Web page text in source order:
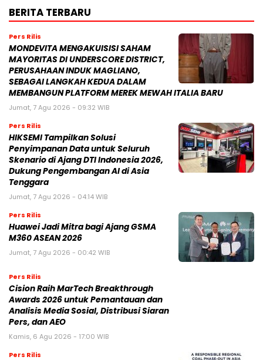
BERITA TERBARU
Pers Rilis
MONDEVITA MENGAKUISISI SAHAM
MAYORITAS DI UNDERSCORE DISTRICT,
PERUSAHAAN INDUK MAGLIANO,
SEBAGAI LANGKAH KEDUA DALAM
MEMBANGUN PLATFORM MEREK MEWAH ITALIA BARU
Jumat, 7 Agu 2026 - 09:32 WIB
Pers Rilis
HIKSEMI Tampilkan Solusi
Penyimpanan Data untuk Seluruh
Skenario di Ajang DTI Indonesia 2026,
Dukung Pengembangan AI di Asia
Tenggara
Jumat, 7 Agu 2026 - 04:14 WIB
Pers Rilis
Huawei Jadi Mitra bagi Ajang GSMA
M360 ASEAN 2026
Jumat, 7 Agu 2026 - 00:42 WIB
Pers Rilis
Cision Raih MarTech Breakthrough
Awards 2026 untuk Pemantauan dan
Analisis Media Sosial, Distribusi Siaran
Pers, dan AEO
Kamis, 6 Agu 2026 - 17:00 WIB
Pers Rilis